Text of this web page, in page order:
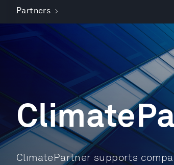
Partners
ClimatePartner supports